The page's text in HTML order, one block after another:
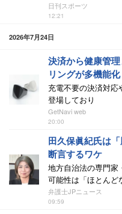
日刊スポーツ
12:21
2026年7月24日
決済から健康管
リングが多機能化
充電不要の決済対応
登場しており
GetNavi web
20:00
田久保眞紀氏は
断言するワケ
地方自治法の専門家
可能性は「ほとんど
弁護士JPニュース
09:59